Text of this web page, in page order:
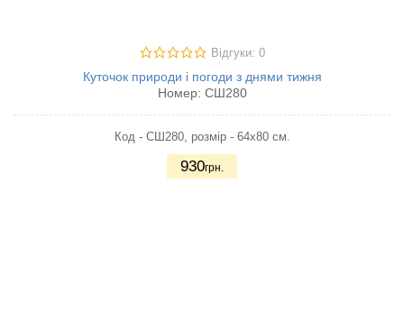
Відгуки: 0
Куточок природи і погоди з днями тижня
Номер: СШ280
Код - СШ280, розмір - 64х80 см.
930грн.